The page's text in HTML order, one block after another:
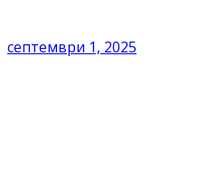
септември 1, 2025